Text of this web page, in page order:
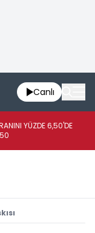
Canlı
YÜZDE 6,50'DE